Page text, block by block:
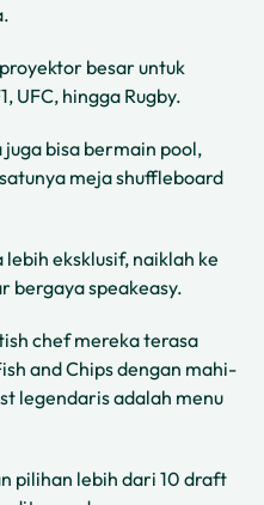
besar untuk
UFC, hingga Rugby.
bisa bermain pool,
meja shuffleboard
lebih eksklusif, naiklah ke
bergaya speakeasy.
chef mereka terasa
and Chips dengan mahi-
legendaris adalah menu
pilihan lebih dari 10 draft